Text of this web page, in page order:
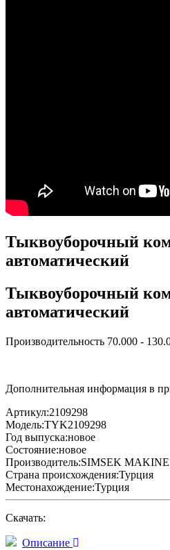
Тыквоуборочный
автоматический
Тыквоуборочный
автоматический
Производительность 70.000 -
Дополнительная информация в
Артикул:2109298
Модель:TYK2109298
Год выпуска:новое
Состояние:новое
Производитель:SIMSEK MAKINE
Страна происхождения:Турция
Местонахождение:Турция
Скачать:
Описание